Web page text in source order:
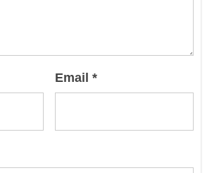
Email*